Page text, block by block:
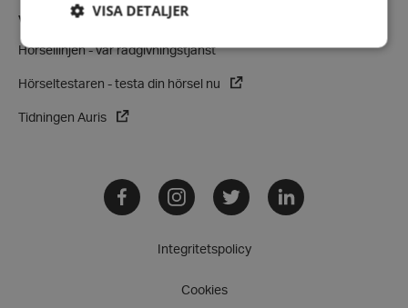
VÅRA VERKSAMHETER
Hörsellinjen - vår rådgivningstjänst
Hörseltestaren - testa din hörsel nu
Tidningen Auris
FacebookInstagramTwitter LinkedIn
Integritetspolicy
Cookies
VISA DETALJER
Strikt nödvändigt Prestanda
och kontohantering. Webbplatsen kan inte
användas ordentligt utan strikt nödvändiga cookies.